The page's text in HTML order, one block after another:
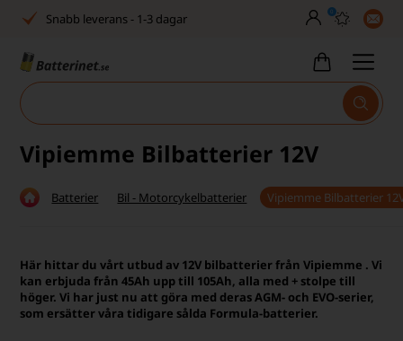
Snabb leverans - 1-3 dagar
Inga dolda avgifter
Bra Trustscore
Billig leverans från 49,-
Inga dolda avgifter
Fasta låga priser
0
Vipiemme Bilbatterier 12V
Batterier Bil - Motorcykelbatterier Vipiemme Bilbatterier
Här hittar du vårt utbud av 12V bilbatterier från Vipiemme . Vi
kan erbjuda från 45Ah upp till 105Ah, alla med + stolpe till
höger. Vi har just nu att göra med deras AGM- och EVO-serier,
som ersätter våra tidigare sålda Formula-batterier.